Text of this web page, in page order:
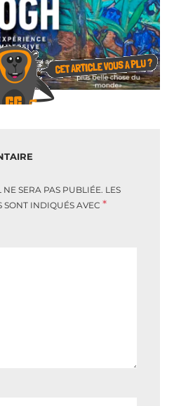
SERA PAS PUBLIÉE. LES
SONT INDIQUÉS AVEC *